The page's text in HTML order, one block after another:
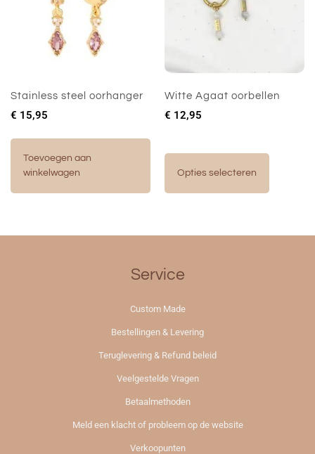
Stainless steel oorhanger
€ 15,95
Toevoegen aan
winkelwagen
Witte Agaat oorbellen
€ 12,95
Opties selecteren
Service
Custom Made
Bestellingen & Levering
Teruglevering & Refund beleid
Veelgestelde Vragen
Betaalmethoden
Meld een klacht of probleem op de website
Verkoopunten